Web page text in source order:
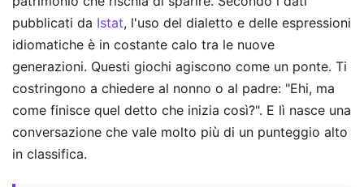
pubblicati da Istat, l'uso del dialetto e delle espressioni
idiomatiche è in costante calo tra le nuove
generazioni. Questi giochi agiscono come un ponte. Ti
costringono a chiedere al nonno o al padre: "Ehi, ma
come finisce quel detto che inizia così?". E lì nasce una
conversazione che vale molto più di un punteggio alto
in classifica.